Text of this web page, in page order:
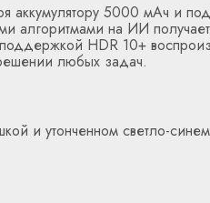
аккумулятору 5000 мАч и
алгоритмами на ИИ
HDR 10+
любых задач.
и утонченном светло-синем